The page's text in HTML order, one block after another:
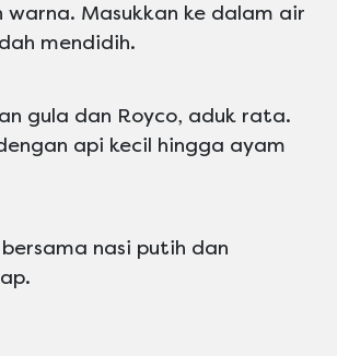
warna. Masukkan ke dalam air
mendidih.
gula dan Royco, aduk rata.
api kecil hingga ayam
nasi putih dan